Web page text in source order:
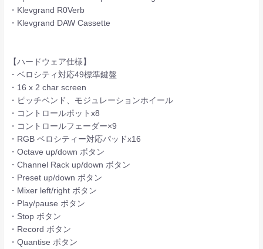
・Klevgrand R0Verb
・Klevgrand DAW Cassette
【ハードウェア仕様】
・ベロシティ対応49標準鍵盤
・16 x 2 char screen
・ピッチベンド、モジュレーションホイール
・コントロールポットx8
・コントロールフェーダー×9
・RGB ベロシティー対応パッドx16
・Octave up/down ボタン
・Channel Rack up/down ボタン
・Preset up/down ボタン
・Mixer left/right ボタン
・Play/pause ボタン
・Stop ボタン
・Record ボタン
・Quantise ボタン